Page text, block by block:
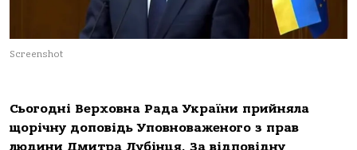
Screenshot
Сьогодні Верховна Рада України прийняла
щорічну доповідь Уповноваженого з прав
людини Дмитра Лубінця. За відповідну